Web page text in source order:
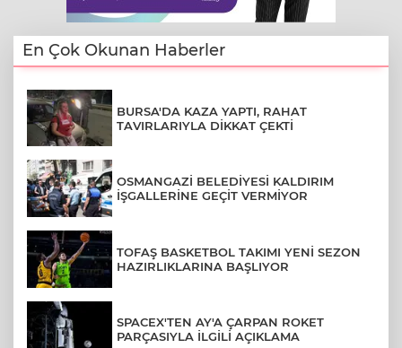
En Çok Okunan Haberler
BURSA'DA KAZA YAPTI, RAHAT
TAVIRLARIYLA DİKKAT ÇEKTİ
OSMANGAZİ BELEDİYESİ KALDIRIM
İŞGALLERİNE GEÇİT VERMİYOR
TOFAŞ BASKETBOL TAKIMI YENİ SEZON
HAZIRLIKLARINA BAŞLIYOR
SPACEX'TEN AY'A ÇARPAN ROKET
PARÇASIYLA İLGİLİ AÇIKLAMA